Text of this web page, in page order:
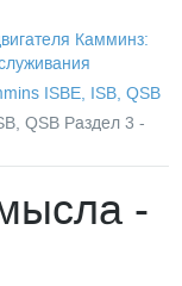
Камминз:
ISBE, ISB, QSB
QSB Раздел 3 -
-